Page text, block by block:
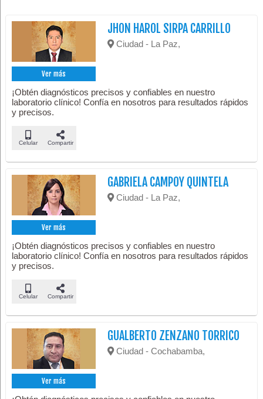
Ver más
JHON HAROL SIRPA CARRILLO
Ciudad - La Paz,
¡Obtén diagnósticos precisos y confiables en nuestro
laboratorio clínico! Confía en nosotros para resultados rápidos
y precisos.
Celular Compartir
Ver más
GABRIELA CAMPOY QUINTELA
Ciudad - La Paz,
¡Obtén diagnósticos precisos y confiables en nuestro
laboratorio clínico! Confía en nosotros para resultados rápidos
y precisos.
Celular Compartir
Ver más
GUALBERTO ZENZANO TORRICO
Ciudad - Cochabamba,